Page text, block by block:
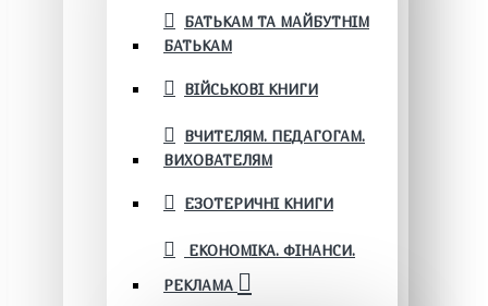
БАТЬКАМ ТА МАЙБУТНІМ
БАТЬКАМ
ВІЙСЬКОВІ КНИГИ
ВЧИТЕЛЯМ. ПЕДАГОГАМ.
ВИХОВАТЕЛЯМ
ЕЗОТЕРИЧНІ КНИГИ
ЕКОНОМІКА. ФІНАНСИ.
РЕКЛАМА